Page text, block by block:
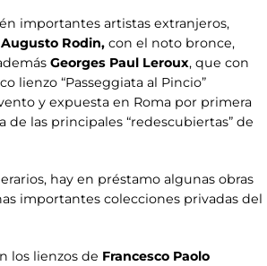
importantes artistas extranjeros,
Augusto Rodin, con el noto bronce,
Georges Paul Leroux, que con
lienzo “Passeggiata al Pincio”
y expuesta en Roma por primera
de las principales “redescubiertas” de
hay en préstamo algunas obras
importantes colecciones privadas del
los lienzos de Francesco Paolo